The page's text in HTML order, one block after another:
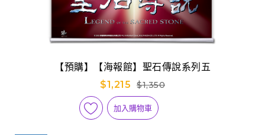
【預購】【海報館】聖石傳說系列五
$1,215
$1,350
加入購物車